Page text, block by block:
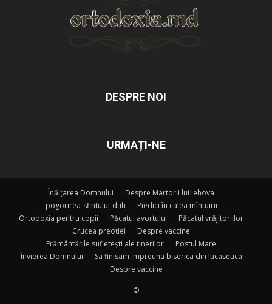
DESPRE NOI
URMAȚI-NE
Înălțarea Domnului
Despre Martorii lui Iehova
pogorirea-sfintului-duh
Piedici în calea mîntuirii
Ortodoxia pentru copii
Păcatul avortului
Păcatul vrăjitoriilor
Crucea preoției
Despre vaccine
Frământările sufletești ale tinerilor
Postul Mare
Învierea Domnului
Sa finisam impreuna biserica din lucaseuca
Despre vaccine
©